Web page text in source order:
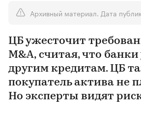
Архивный материал. Дата
ЦБ ужесточит
M&A, считая, что
другим кредитам. ЦБ
покупатель актива не
Но эксперты видят